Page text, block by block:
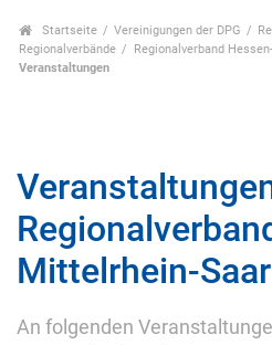
Startseite Vereinigungen der DPG
Regionalverbände
Regionalverband
Veranstaltungen
Mittelrhein-
An folgenden